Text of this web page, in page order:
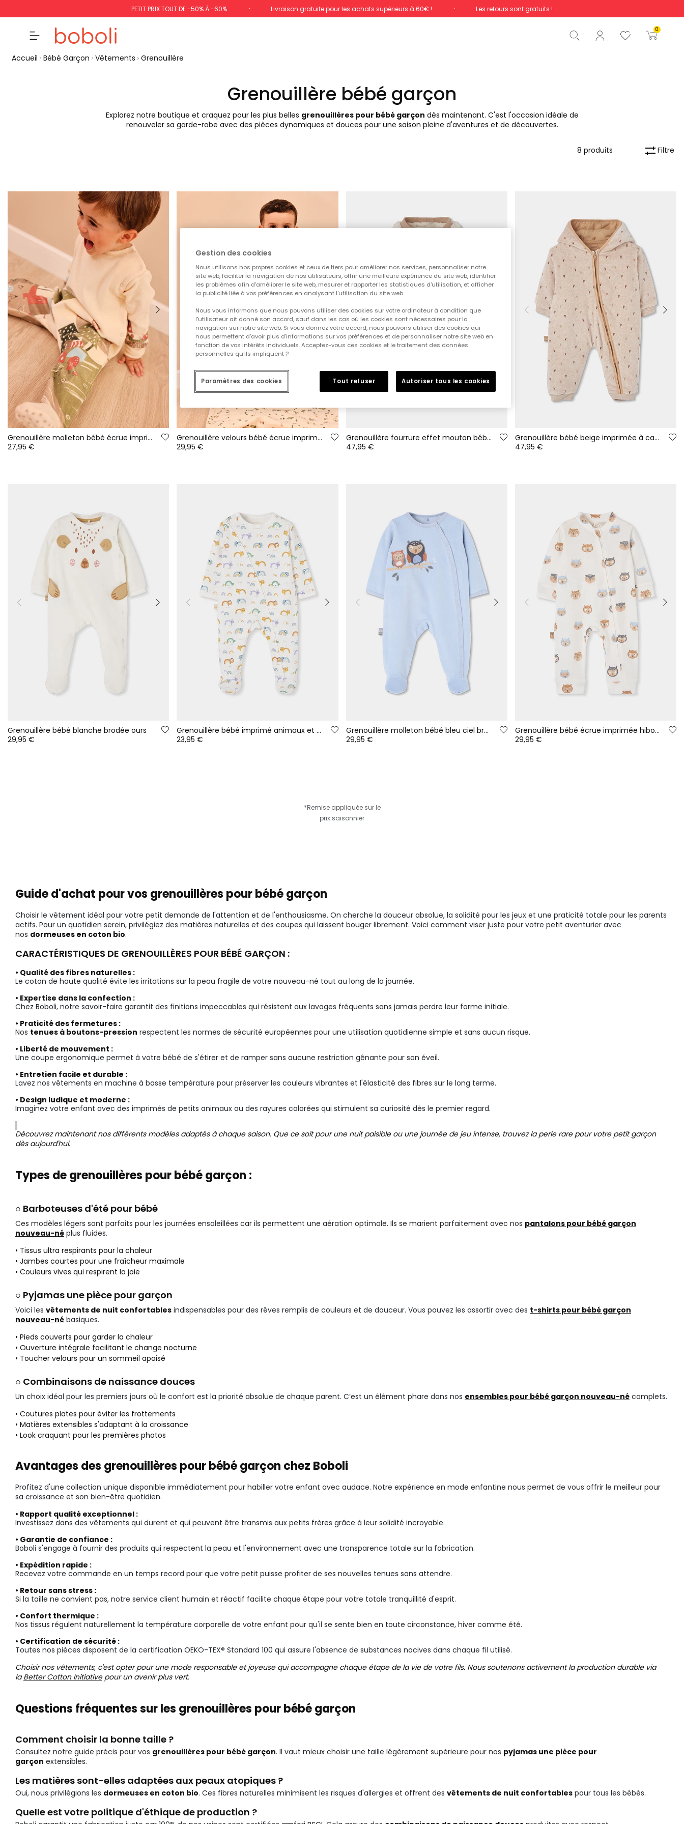
PETIT PRIX TOUT DE -50% À -60% Livraison gratuite pour les achats supérieurs à 60€ ! Les retours sont gratuits !
0
Total 0,00 €
Commencer la commande
Accueil Bébé Garçon Vêtements Grenouillère
Grenouillère bébé garçon
Explorez notre boutique et craquez pour les plus belles grenouillères pour bébé garçon dès maintenant. C'est l'occasion idéale de
renouveler sa garde-robe avec des pièces dynamiques et douces pour une saison pleine d'aventures et de découvertes.
Filtre
8 produits
Grenouillère molleton bébé écrue imprimée forêt
27,95 €
Grenouillère velours bébé écrue imprimé forêt
29,95 €
Grenouillère fourrure effet mouton bébé écrue avec moutons
47,95 €
Grenouillère bébé beige imprimée à capuche
47,95 €
Grenouillère bébé blanche brodée ours
29,95 €
Grenouillère bébé imprimé animaux et arc-en-ciel blanc
23,95 €
Grenouillère molleton bébé bleu ciel broderie hiboux
29,95 €
Grenouillère bébé écrue imprimée hiboux
29,95 €
*Remise appliquée sur le
prix saisonnier
Guide d'achat pour vos grenouillères pour bébé garçon
Choisir le vêtement idéal pour votre petit demande de l'attention et de l'enthousiasme. On cherche la douceur absolue, la solidité pour les jeux et une praticité totale pour les parents
actifs. Pour un quotidien serein, privilégiez des matières naturelles et des coupes qui laissent bouger librement. Voici comment viser juste pour votre petit aventurier avec
nos dormeuses en coton bio.
CARACTÉRISTIQUES DE GRENOUILLÈRES POUR BÉBÉ GARÇON :
• Qualité des fibres naturelles :
Le coton de haute qualité évite les irritations sur la peau fragile de votre nouveau-né tout au long de la journée.
• Expertise dans la confection :
Chez Boboli, notre savoir-faire garantit des finitions impeccables qui résistent aux lavages fréquents sans jamais perdre leur forme initiale.
• Praticité des fermetures :
Nos tenues à boutons-pression respectent les normes de sécurité européennes pour une utilisation quotidienne simple et sans aucun risque.
• Liberté de mouvement :
Une coupe ergonomique permet à votre bébé de s'étirer et de ramper sans aucune restriction gênante pour son éveil.
• Entretien facile et durable :
Lavez nos vêtements en machine à basse température pour préserver les couleurs vibrantes et l'élasticité des fibres sur le long terme.
• Design ludique et moderne :
Imaginez votre enfant avec des imprimés de petits animaux ou des rayures colorées qui stimulent sa curiosité dès le premier regard.
Découvrez maintenant nos différents modèles adaptés à chaque saison. Que ce soit pour une nuit paisible ou une journée de jeu intense, trouvez la perle rare pour votre petit garçon
dès aujourd'hui.
Types de grenouillères pour bébé garçon :
○ Barboteuses d'été pour bébé
Ces modèles légers sont parfaits pour les journées ensoleillées car ils permettent une aération optimale. Ils se marient parfaitement avec nos pantalons pour bébé garçon
nouveau-né plus fluides.
• Tissus ultra respirants pour la chaleur
• Jambes courtes pour une fraîcheur maximale
• Couleurs vives qui respirent la joie
○ Pyjamas une pièce pour garçon
Voici les vêtements de nuit confortables indispensables pour des rêves remplis de couleurs et de douceur. Vous pouvez les assortir avec des t-shirts pour bébé garçon
nouveau-né basiques.
• Pieds couverts pour garder la chaleur
• Ouverture intégrale facilitant le change nocturne
• Toucher velours pour un sommeil apaisé
○ Combinaisons de naissance douces
Un choix idéal pour les premiers jours où le confort est la priorité absolue de chaque parent. C’est un élément phare dans nos ensembles pour bébé garçon nouveau-né complets.
• Coutures plates pour éviter les frottements
• Matières extensibles s'adaptant à la croissance
• Look craquant pour les premières photos
Avantages des grenouillères pour bébé garçon chez Boboli
Profitez d'une collection unique disponible immédiatement pour habiller votre enfant avec audace. Notre expérience en mode enfantine nous permet de vous offrir le meilleur pour
sa croissance et son bien-être quotidien.
• Rapport qualité exceptionnel :
Investissez dans des vêtements qui durent et qui peuvent être transmis aux petits frères grâce à leur solidité incroyable.
• Garantie de confiance :
Boboli s'engage à fournir des produits qui respectent la peau et l'environnement avec une transparence totale sur la fabrication.
• Expédition rapide :
Recevez votre commande en un temps record pour que votre petit puisse profiter de ses nouvelles tenues sans attendre.
• Retour sans stress :
Si la taille ne convient pas, notre service client humain et réactif facilite chaque étape pour votre totale tranquillité d'esprit.
• Confort thermique :
Nos tissus régulent naturellement la température corporelle de votre enfant pour qu'il se sente bien en toute circonstance, hiver comme été.
• Certification de sécurité :
Toutes nos pièces disposent de la certification OEKO-TEX® Standard 100 qui assure l'absence de substances nocives dans chaque fil utilisé.
Choisir nos vêtements, c'est opter pour une mode responsable et joyeuse qui accompagne chaque étape de la vie de votre fils. Nous soutenons activement la production durable via
laBetter Cotton Initiativepour un avenir plus vert.
Questions fréquentes sur les grenouillères pour bébé garçon
Comment choisir la bonne taille ?
Consultez notre guide précis pour vos grenouillères pour bébé garçon. Il vaut mieux choisir une taille légèrement supérieure pour nos pyjamas une pièce pour
garçon extensibles.
Les matières sont-elles adaptées aux peaux atopiques ?
Oui, nous privilégions les dormeuses en coton bio. Ces fibres naturelles minimisent les risques d'allergies et offrent des vêtements de nuit confortables pour tous les bébés.
Quelle est votre politique d'éthique de production ?
Gestion des cookies
Nous utilisons nos propres cookies et ceux de tiers pour améliorer nos services, personnaliser notre
site web, faciliter la navigation de nos utilisateurs, offrir une meilleure expérience du site web, identifier
les problèmes afin d'améliorer le site web, mesurer et rapporter les statistiques d'utilisation, et afficher
la publicité liée à vos préférences en analysant l'utilisation du site web.
Nous vous informons que nous pouvons utiliser des cookies sur votre ordinateur à condition que
l'utilisateur ait donné son accord, sauf dans les cas où les cookies sont nécessaires pour la
navigation sur notre site web. Si vous donnez votre accord, nous pouvons utiliser des cookies qui
nous permettent d'avoir plus d'informations sur vos préférences et de personnaliser notre site web en
fonction de vos intérêts individuels. Acceptez-vous ces cookies et le traitement des données
personnelles qu'ils impliquent ?
Tout refuser Autoriser tous les cookies
Paramètres des cookies